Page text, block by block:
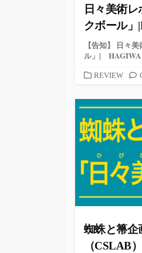
日々美術
クボール」
【告知】 日々
ル」|
カ
ゴ
リ
ー
REVIEW
蜘蛛と箒企
（CSLAB